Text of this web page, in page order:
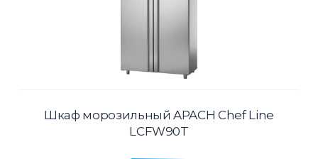
Шкаф морозильный APACH Chef Line
LCFW90T